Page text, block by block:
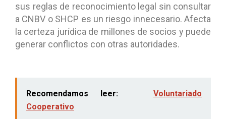
sus reglas de reconocimiento legal sin consultar
a CNBV o SHCP es un riesgo innecesario. Afecta
la certeza jurídica de millones de socios y puede
generar conflictos con otras autoridades.
Recomendamos leer:
Voluntariado
Cooperativo